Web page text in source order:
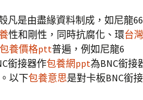
凡是由盡緣資料制成，如尼龍
性和剛性，同時抗腐化、環台
包養價格ptt普遍，例如尼龍6
銜接器作包養網ppt為BNC銜接
以下包養意思是對卡板BNC銜